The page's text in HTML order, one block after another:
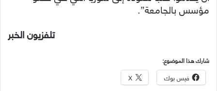
مؤسس بالجامعة”.
تلفزيون الخبر
شارك هذا الموضوع:
فيس بوك X